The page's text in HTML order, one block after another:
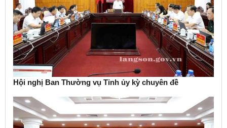
Hội nghị Ban Thường vụ Tỉnh ủy kỳ chuyên đề